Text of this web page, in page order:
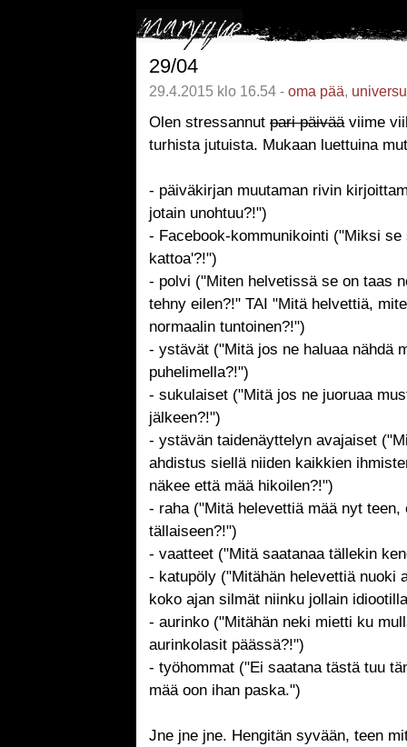
29/04
29.4.2015 klo 16.54 - oma pää,
Olen stressannut pari päivääviime
turhista jutuista. Mukaan luettuina
- päiväkirjan muutaman rivin
jotain unohtuu?!")
- Facebook-kommunikointi ("Miksi se
kattoa'?!")
- polvi ("Miten helvetissä se on taas
tehny eilen?!" TAI "Mitä helvettiä,
normaalin tuntoinen?!")
- ystävät ("Mitä jos ne haluaa nähdä
puhelimella?!")
- sukulaiset ("Mitä jos ne juoruaa
jälkeen?!")
- ystävän taidenäyttelyn avajaiset
ahdistus siellä niiden kaikkien
näkee että mää hikoilen?!")
- raha ("Mitä helevettiä mää nyt teen,
tällaiseen?!")
- vaatteet ("Mitä saatanaa tällekin
- katupöly ("Mitähän helevettiä nuoki
koko ajan silmät niinku jollain
- aurinko ("Mitähän neki mietti ku
aurinkolasit päässä?!")
- työhommat ("Ei saatana tästä tuu
mää oon ihan paska.")
Jne jne jne. Hengitän syvään, teen